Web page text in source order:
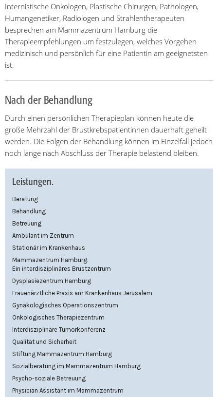
Internistische Onkologen, Plastische Chirurgen, Pathologen,
Humangenetiker, Radiologen und Strahlentherapeuten
besprechen am Mammazentrum Hamburg die
Therapieempfehlungen um festzulegen, welches Vorgehen
medizinisch und persönlich für eine Patientin am geeignetsten
ist.
Nach der Behandlung
Durch einen persönlichen Therapieplan können heute die
große Mehrzahl der Brustkrebspatientinnen dauerhaft geheilt
werden. Die Folgen der Behandlung können im Einzelfall jedoch
noch lange nach Abschluss der Therapie belastend bleiben.
Leistungen.
Beratung
Behandlung
Betreuung
Ambulant im Zentrum
Stationär im Krankenhaus
Mammazentrum Hamburg.
Ein interdisziplinäres Brustzentrum
Dysplasiezentrum Hamburg
Frauenärztliche Praxis am Krankenhaus Jerusalem
Gynäkologisches Operationszentrum
Onkologisches Therapiezentrum
Interdisziplinäre Tumorkonferenz
Qualität und Sicherheit
Stiftung Mammazentrum Hamburg
Sozialberatung im Mammazentrum Hamburg
Psycho-soziale Betreuung
Physician Assistant im Mammazentrum